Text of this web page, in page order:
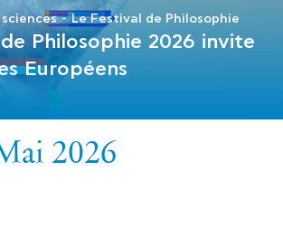
2026
Le Festival de Philosophie
Philosophie 2026 invite
Européens